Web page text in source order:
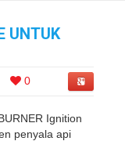
UNTUK
0
Ignition
penyala api